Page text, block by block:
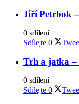
Jiří Petrbok
0 sdílení
Sdílejte 0
Trh a jatka –
0 sdílení
Sdílejte 0